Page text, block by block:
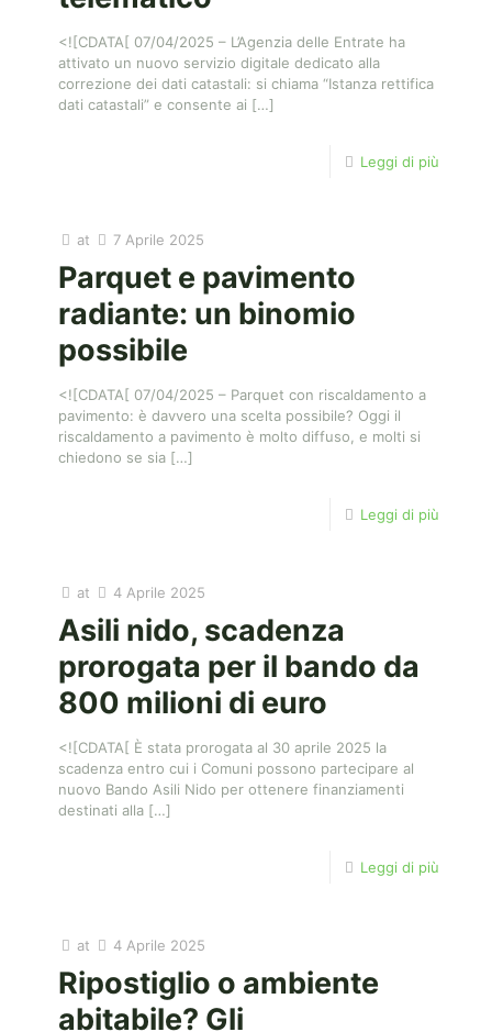
<![CDATA[ 07/04/2025 – L’Agenzia delle Entrate ha
attivato un nuovo servizio digitale dedicato alla
correzione dei dati catastali: si chiama “Istanza rettifica
dati catastali” e consente ai […]
Leggi di più
at 7 Aprile 2025
Parquet e pavimento
radiante: un binomio
possibile
<![CDATA[ 07/04/2025 – Parquet con riscaldamento a
pavimento: è davvero una scelta possibile? Oggi il
riscaldamento a pavimento è molto diffuso, e molti si
chiedono se sia […]
Leggi di più
at 4 Aprile 2025
Asili nido, scadenza
prorogata per il bando da
800 milioni di euro
<![CDATA[ È stata prorogata al 30 aprile 2025 la
scadenza entro cui i Comuni possono partecipare al
nuovo Bando Asili Nido per ottenere finanziamenti
destinati alla […]
Leggi di più
at 4 Aprile 2025
Ripostiglio o ambiente
abitabile? Gli